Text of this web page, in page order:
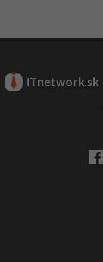
ITnetwork.sk